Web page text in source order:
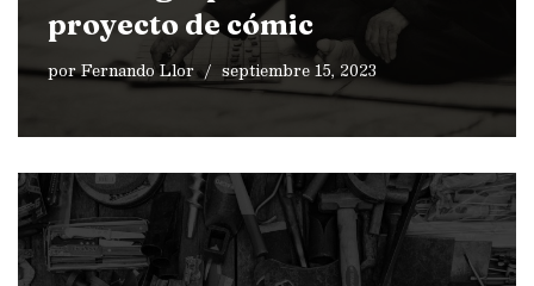
proyecto de cómic
porFernando Llor septiembre 15, 2023